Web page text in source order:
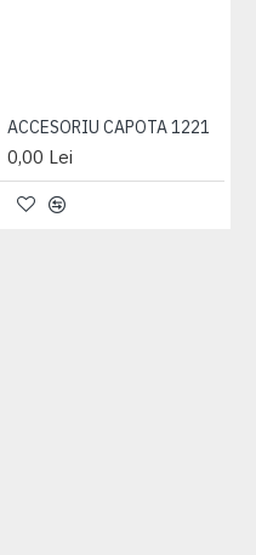
ACCESORIU CAPOTA 1221
0,00 Lei